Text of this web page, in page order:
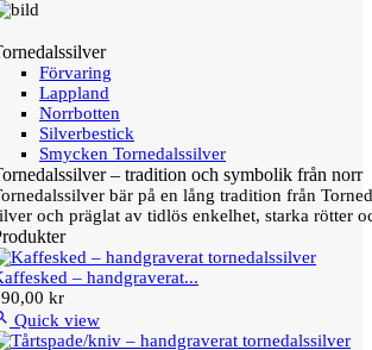
Förvaring
Lappland
Norrbotten
Silverbestick
Smycken Tornedalssilver
– tradition och symbolik från norr
bär på en lång tradition från
och präglat av tidlös enkelhet, starka rötter
– handgraverat...
kr
Quick view